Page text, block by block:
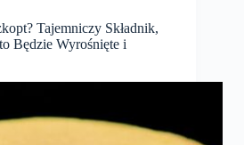
Tajemniczy Składnik,
Będzie Wyrośnięte i